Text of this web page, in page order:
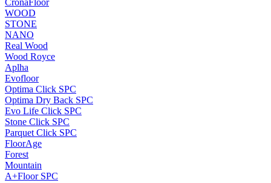
CronaFloor
WOOD
STONE
NANO
Real Wood
Wood Royce
Aplha
Evofloor
Optima Click SPC
Optima Dry Back SPC
Evo Life Click SPC
Stone Click SPC
Parquet Click SPC
FloorAge
Forest
Mountain
A+Floor SPC